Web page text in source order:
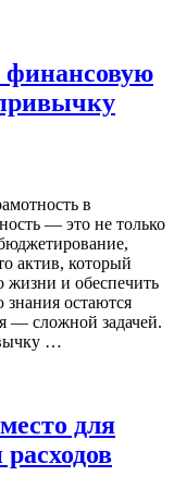
финансовую
в
— это не только
актив, который
жизни и обеспечить
знания остаются
— сложной задачей.
…
для